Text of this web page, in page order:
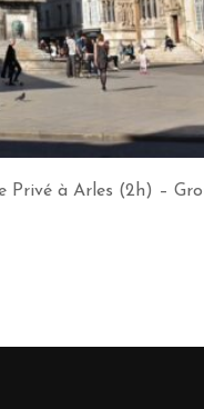
Privé à Arles (2h) –